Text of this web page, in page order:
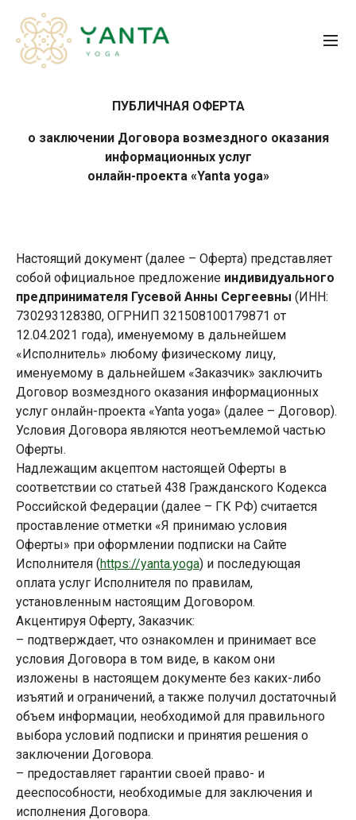
ПУБЛИЧНАЯ ОФЕРТА
о заключении Договора возмездного оказания
информационных услуг
онлайн-проекта «Yanta yoga»
Настоящий документ (далее – Оферта) представляет
собой официальное предложение индивидуального
предпринимателя Гусевой Анны Сергеевны (ИНН:
730293128380, ОГРНИП 321508100179871 от
12.04.2021 года), именуемому в дальнейшем
«Исполнитель» любому физическому лицу,
именуемому в дальнейшем «Заказчик» заключить
Договор возмездного оказания информационных
услуг онлайн-проекта «Yanta yoga» (далее – Договор).
Условия Договора являются неотъемлемой частью
Оферты.
Надлежащим акцептом настоящей Оферты в
соответствии со статьей 438 Гражданского Кодекса
Российской Федерации (далее – ГК РФ) считается
проставление отметки «Я принимаю условия
Оферты» при оформлении подписки на Сайте
Исполнителя (https://yanta.yoga) и последующая
оплата услуг Исполнителя по правилам,
установленным настоящим Договором.
Акцентируя Оферту, Заказчик:
– подтверждает, что ознакомлен и принимает все
условия Договора в том виде, в каком они
изложены в настоящем документе без каких-либо
изъятий и ограничений, а также получил достаточный
объем информации, необходимой для правильного
выбора условий подписки и принятия решения о
заключении Договора.
– предоставляет гарантии своей право- и
дееспособности, необходимые для заключения и
исполнения Договора.